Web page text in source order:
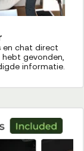
en chat direct
gevonden,
informatie.